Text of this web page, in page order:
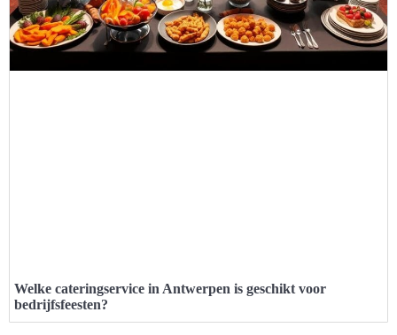
Welke cateringservice in Antwerpen is geschikt voor
bedrijfsfeesten?